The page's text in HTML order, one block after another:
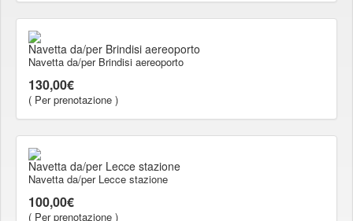
Navetta da/per Brindisi aereoporto
Navetta da/per Brindisi aereoporto
130,00€
( Per prenotazione )
Navetta da/per Lecce stazione
Navetta da/per Lecce stazione
100,00€
( Per prenotazione )